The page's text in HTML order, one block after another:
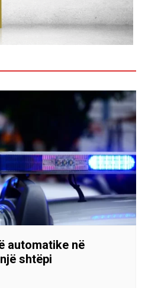
automatike në
shtëpi